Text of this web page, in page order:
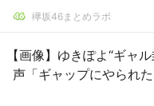
欅坂46まとめラボ
【画像】ゆきぽよ“ギャ
声「ギャップにやられた